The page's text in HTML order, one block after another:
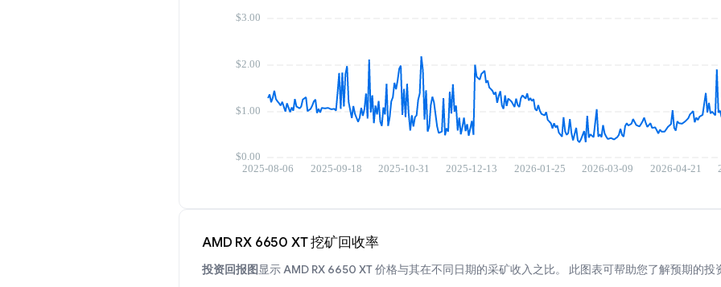
AMD RX 6650 XT 挖矿回收率
投资回报图显示 AMD RX 6650 XT 价格与其在不同日期的采矿收入之比。 此图表可帮助您了解预期的投